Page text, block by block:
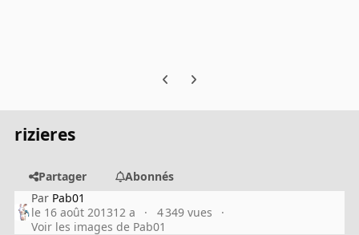
Previous carousel slide
Next carousel slide
rizieres
Partager
Abonnés
Par Pab01
le 16 août 201312 a
4 349 vues
Voir les images de Pab01